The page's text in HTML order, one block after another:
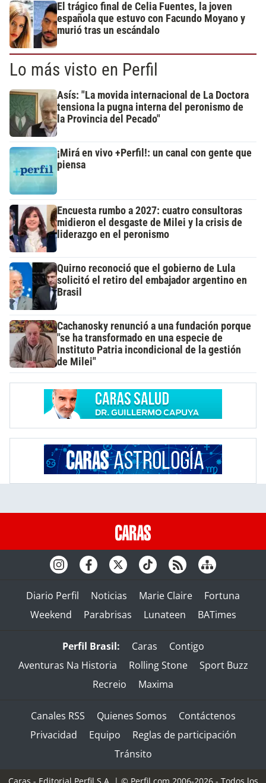
El trágico final de Celia Fuentes, la joven
española que estuvo con Facundo Moyano y
murió tras un escándalo
Lo más visto en Perfil
Asís: "La movida internacional de La Doctora
tensiona la pugna interna del peronismo de
la Provincia del Pecado"
¡Mirá en vivo +Perfil!: un canal con gente que
piensa
Encuesta rumbo a 2027: cuatro consultoras
midieron el desgaste de Milei y la crisis de
liderazgo en el peronismo
Quirno reconoció que el gobierno de Lula
solicitó el retiro del embajador argentino en
Brasil
Cachanosky renunció a una fundación porque
"se ha transformado en una especie de
Instituto Patria incondicional de la gestión
de Milei"
Diario Perfil Noticias Marie Claire
Fortuna
Weekend
Parabrisas Lunateen BATimes
Perfil Brasil: Caras
Contigo
Aventuras Na Historia
Rolling Stone
Sport Buzz
Recreio
Maxima
Canales RSS Quienes Somos
Contáctenos
Privacidad
Equipo
Reglas de participación
Tránsito